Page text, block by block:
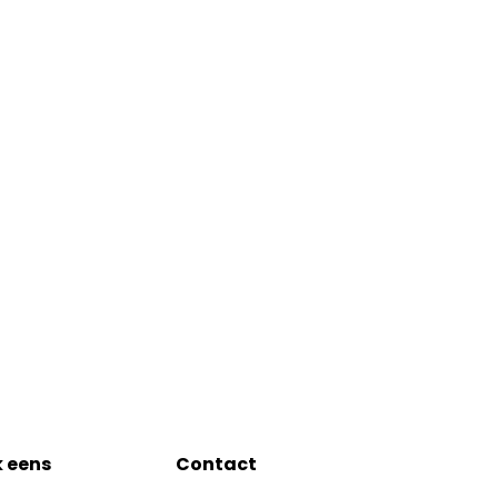
eens Contact